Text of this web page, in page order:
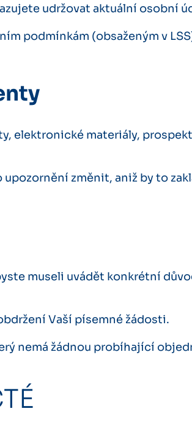
udržovat aktuální osobní
podmínkám (obsaženým v
elektronické materiály,
změnit, aniž by to
museli uvádět konkrétní
Vaší písemné žádosti.
nemá žádnou probíhající